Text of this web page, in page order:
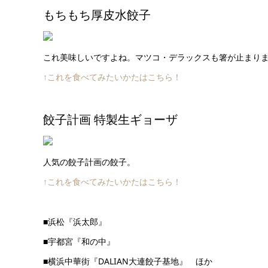
もちもち厚皮水餃子
これ美味しいですよね。マツコ・デラックスも箸が止まりま
↑これを食べてみたいかたはこちら！
餃子計画 特製生ギョーザ
人気の餃子計画の餃子。
↑これを食べてみたいかたはこちら！
■浜松『浜太郎』
■宇都宮『和の中』
■横浜中華街『DALIAN大連餃子基地』 ほか